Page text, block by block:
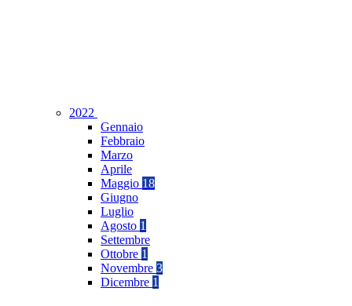
2022
Gennaio
Febbraio
Marzo
Aprile
Maggio 18
Giugno
Luglio
Agosto 1
Settembre
Ottobre 1
Novembre 3
Dicembre 1